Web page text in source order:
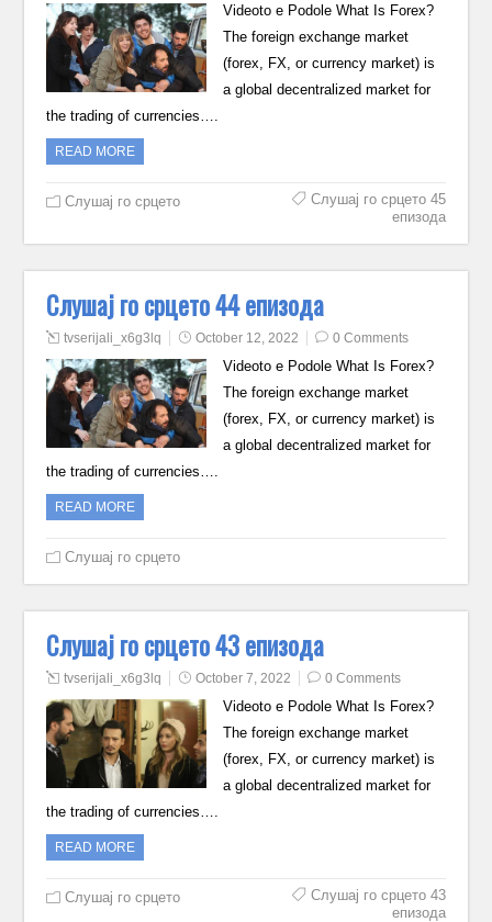
Videoto e Podole What Is Forex?
The foreign exchange market
(forex, FX, or currency market) is
a global decentralized market for
the trading of currencies….
READ MORE
Слушај го срцето
Слушај го срцето 45
епизода
Слушај го срцето 44 епизода
tvserijali_x6g3lq October 12, 2022 0 Comments
Videoto e Podole What Is Forex?
The foreign exchange market
(forex, FX, or currency market) is
a global decentralized market for
the trading of currencies….
READ MORE
Слушај го срцето
Слушај го срцето 43 епизода
tvserijali_x6g3lq October 7, 2022 0 Comments
Videoto e Podole What Is Forex?
The foreign exchange market
(forex, FX, or currency market) is
a global decentralized market for
the trading of currencies….
READ MORE
Слушај го срцето
Слушај го срцето 43
епизода